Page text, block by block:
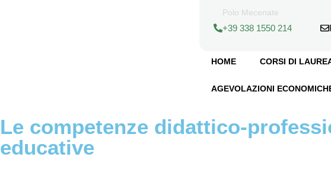
Polo Mecenate
+39 338 1550 214
HOME CORSI DI
AGEVOLAZIONI
Le competenze didattico-
educative